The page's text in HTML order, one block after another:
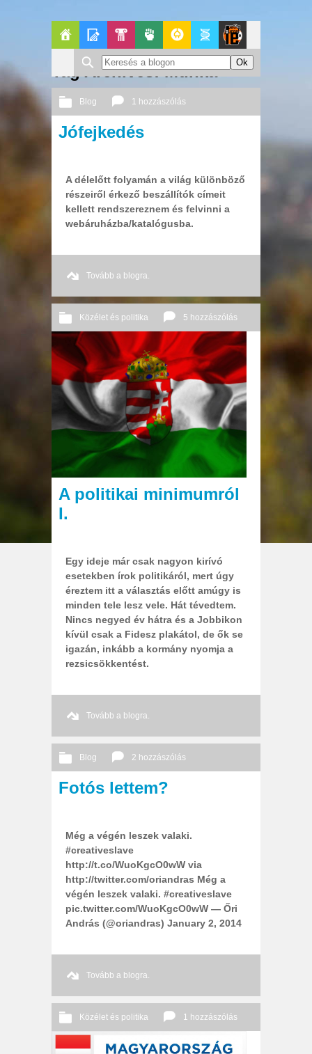
FőoldalBlogokPop-
Kult
PolitikaGeekZone
Journal
Tag Archives: Munka
Blog 1 hozzászólás
2014 01. 29.
Jófejkedés
A délelőtt folyamán a világ különböző
részeiről érkező beszállítók címeit
kellett rendszereznem és felvinni a
webáruházba/katalógusba.
Tovább a blogra.
Közélet és politika 5 hozzászólás
2014 01. 11. Őri András
A politikai minimumról
I.
Egy ideje már csak nagyon kirívó
esetekben írok politikáról, mert úgy
éreztem itt a választás előtt amúgy is
minden tele lesz vele. Hát tévedtem.
Nincs negyed év hátra és a Jobbikon
kívül csak a Fidesz plakátol, de ők se
igazán, inkább a kormány nyomja a
rezsicsökkentést.
Tovább a blogra.
Blog 2 hozzászólás
2014 01. 02. Őri András
Fotós lettem?
Még a végén leszek valaki.
#creativeslave
http://t.co/WuoKgcO0wW via
http://twitter.com/oriandras Még a
végén leszek valaki. #creativeslave
pic.twitter.com/WuoKgcO0wW — Őri
András (@oriandras) January 2, 2014
Tovább a blogra.
Közélet és politika 1 hozzászólás
2013 06. 26. Őri András